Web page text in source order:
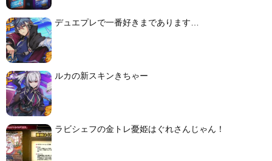
デュエプレで一番好きまであります…
ルカの新スキンきちゃー
ラビシェフの金トレ憂姫はぐれさんじゃん！